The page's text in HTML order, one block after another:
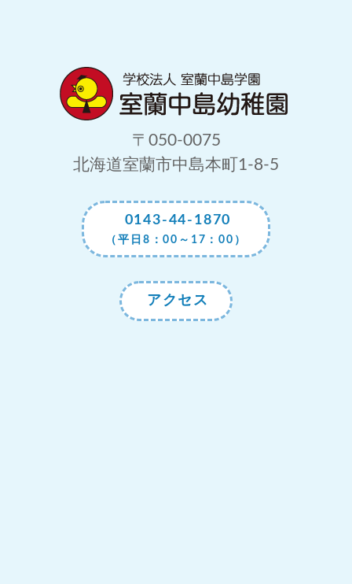
〒050-0075
北海道室蘭市中島本町1-8-5
0143-44-1870
（平日8：00～17：00）
アクセス